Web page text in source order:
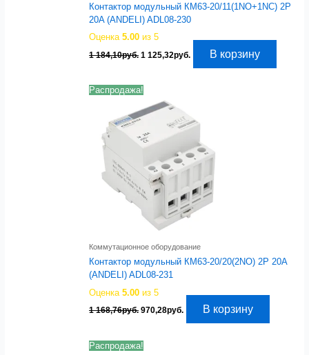
Контактор модульный КМ63-20/11(1NO+1NC) 2P
20A (ANDELI) ADL08-230
Оценка5.00 из 5
1 184,10руб. Первоначальная
1
184,10руб..
1 125,32руб. ТекущаяВ корзину
Распродажа!
Коммутационное оборудование
Контактор модульный КМ63-20/20(2NO) 2P 20A
(ANDELI) ADL08-231
Оценка5.00 из 5
1 168,76руб. Первоначальная
1
168,76руб..
970,28руб. ТекущаяВ корзину
Распродажа!